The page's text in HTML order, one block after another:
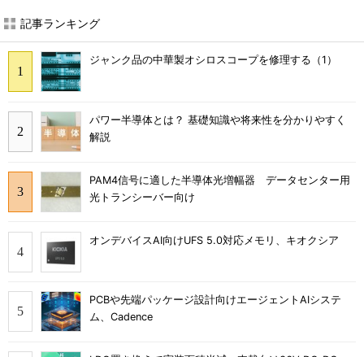
記事ランキング
ジャンク品の中華製オシロスコープを修理する（1）
パワー半導体とは？ 基礎知識や将来性を分かりやすく
解説
PAM4信号に適した半導体光増幅器 データセンター用
光トランシーバー向け
オンデバイスAI向けUFS 5.0対応メモリ、キオクシア
PCBや先端パッケージ設計向けエージェントAIシステ
ム、Cadence